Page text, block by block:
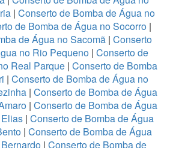
| Conserto de Bomba de Água no
de Bomba de Água no Socorro|
de Água no Sacomã | Conserto
no Rio Pequeno | Conserto de
Real Parque| Conserto de Bomba
| Conserto de Bomba de Água no
| Conserto de Bomba de Água
| Conserto de Bomba de Água
| Conserto de Bomba de Água
| Conserto de Bomba de Água
| Conserto de Bomba de